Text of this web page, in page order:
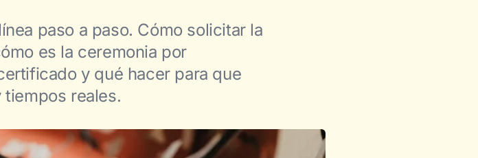
paso a paso. Cómo solicitar la
es la ceremonia por
y qué hacer para que
reales.